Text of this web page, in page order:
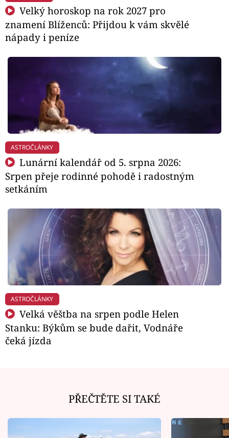
Velký horoskop na rok 2027 pro
znamení Blíženců: Přijdou k vám skvělé
nápady i peníze
ASTROČLÁNKY
Lunární kalendář od 5. srpna 2026:
Srpen přeje rodinné pohodě i radostným
setkáním
ASTROČLÁNKY
Velká věštba na srpen podle Helen
Stanku: Býkům se bude dařit, Vodnáře
čeká jízda
PŘEČTĚTE SI TAKÉ